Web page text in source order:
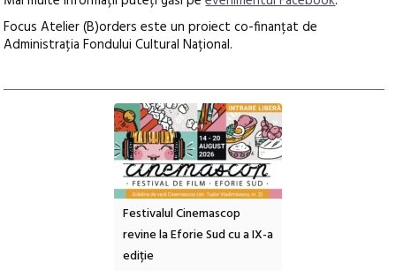
Focus Atelier (B)orders este un proiect co-finanțat de
Administrația Fondului Cultural Național.
Festivalul Cinemascop
revine la Eforie Sud cu a IX-a
ediție